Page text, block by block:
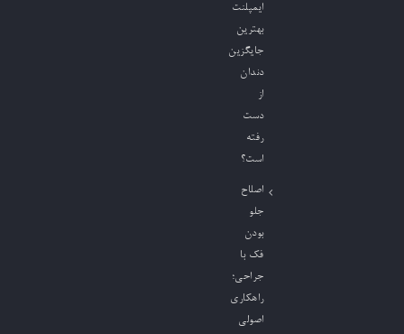
ایمپلنت
بهترین
جایگزین
دندان
از
دست
رفته
است؟
اصلاح
جلو
بودن
فک با
جراحی؛
راهکاری
اصولی